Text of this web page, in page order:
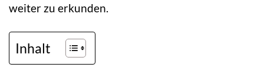
weiter zu erkunden.
Inhalt